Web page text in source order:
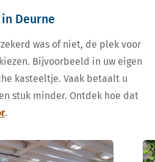
Deurne
was of niet, de plek voor
Bijvoorbeeld in uw eigen
kasteeltje. Vaak betaalt u
stuk minder. Ontdek hoe dat
.